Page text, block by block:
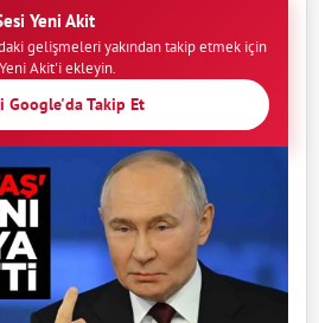
Yeni Akit
gelişmeleri yakından takip etmek için
Akit'i ekleyin.
Google'da Takip Et